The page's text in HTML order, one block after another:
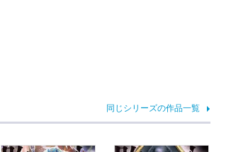
同じシリーズの作品一覧